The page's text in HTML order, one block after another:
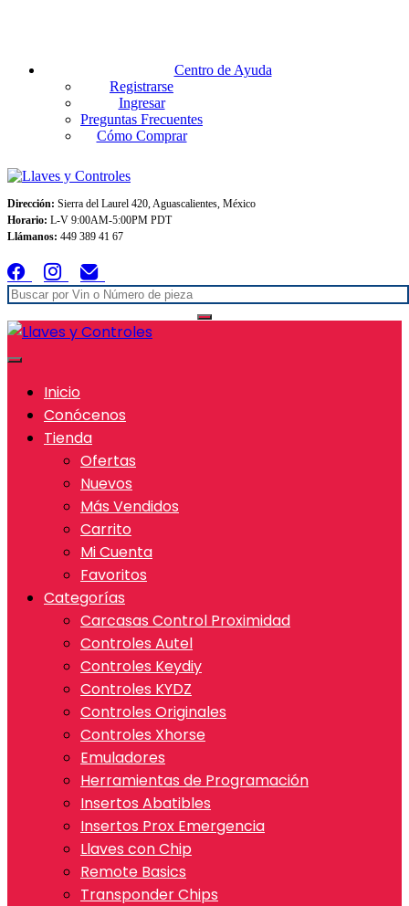
Centro de Ayuda
Registrarse
Ingresar
Preguntas Frecuentes
Cómo Comprar
Dirección: Sierra del Laurel 420, Aguascalientes, México
Horario: L-V 9:00AM-5:00PM PDT
Llámanos: 449 389 41 67
Inicio
Conócenos
Tienda
Ofertas
Nuevos
Más Vendidos
Carrito
Mi Cuenta
Favoritos
Categorías
Carcasas Control Proximidad
Controles Autel
Controles Keydiy
Controles KYDZ
Controles Originales
Controles Xhorse
Emuladores
Herramientas de Programación
Insertos Abatibles
Insertos Prox Emergencia
Llaves con Chip
Remote Basics
Transponder Chips